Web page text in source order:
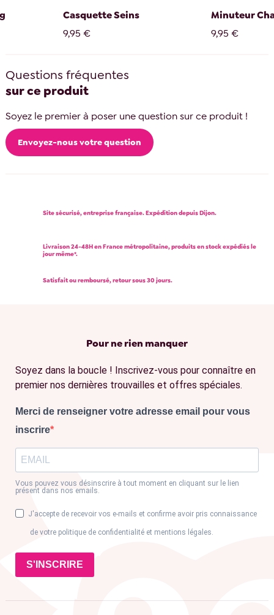
Casquette Seins
9,95 €
Minuteur
9,95 €
Questions fréquentes
sur ce produit
Soyez le premier à poser une question sur ce produit !
Envoyez-nous votre question
Site sécurisé, entreprise française. Expédition depuis Dijon.
Livraison 24-48H en France métropolitaine, produits en stock expédiés le
jour même*.
Satisfait ou remboursé, retour sous 30 jours.
Pour ne rien manquer
Soyez dans la boucle ! Inscrivez-vous pour connaître en
premier nos dernières trouvailles et offres spéciales.
Merci de renseigner votre adresse email pour vous
inscrire
Vous pouvez vous désinscrire à tout moment en cliquant sur le lien
présent dans nos emails.
J'accepte de recevoir vos e-mails et confirme avoir pris connaissance
de votre politique de confidentialité et mentions légales.
S'INSCRIRE